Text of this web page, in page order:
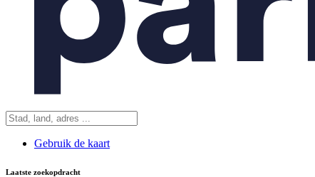
Gebruik de kaart
Laatste zoekopdracht